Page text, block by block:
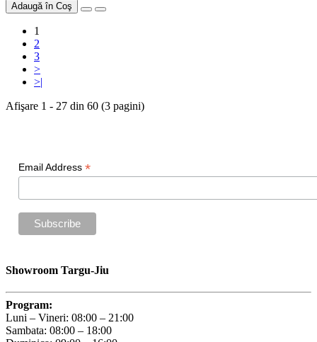
Adaugă în Coş
1
2
3
>
>|
Afişare 1 - 27 din 60 (3 pagini)
Email Address *
Showroom Targu-Jiu
Program:
Luni – Vineri: 08:00 – 21:00
Sambata: 08:00 – 18:00